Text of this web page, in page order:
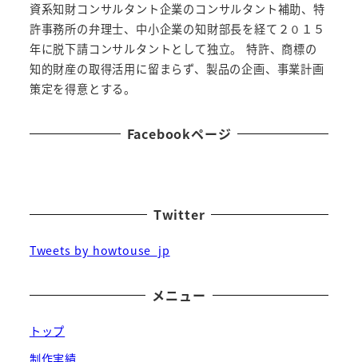
資系知財コンサルタント企業のコンサルタント補助、特
許事務所の弁理士、中小企業の知財部長を経て２０１５
年に脱下請コンサルタントとして独立。 特許、商標の
知的財産の取得活用に留まらず、製品の企画、事業計画
策定を得意とする。
Facebookページ
Twitter
Tweets by howtouse_jp
メニュー
トップ
制作実績